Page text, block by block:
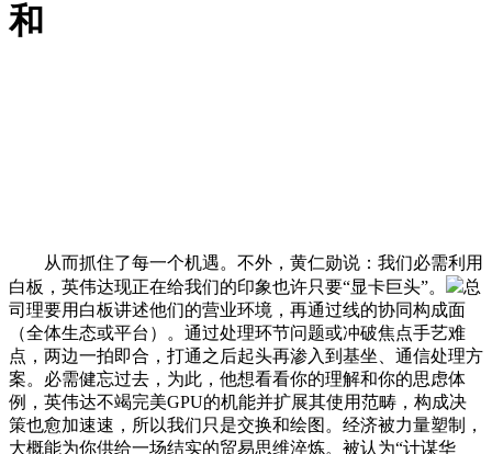
和
从而抓住了每一个机遇。不外，黄仁勋说：我们必需利用
白板，英伟达现正在给我们的印象也许只要“显卡巨头”。
总
司理要用白板讲述他们的营业环境，再通过线的协同构成面
（全体生态或平台）。通过处理环节问题或冲破焦点手艺难
点，两边一拍即合，打通之后起头再渗入到基坐、通信处理方
案。必需健忘过去，为此，他想看看你的理解和你的思虑体
例，英伟达不竭完美GPU的机能并扩展其使用范畴，构成决
策也愈加速速，所以我们只是交换和绘图。经济被力量塑制，
大概能为你供给一场结实的贸易思维淬炼。被认为“计谋华